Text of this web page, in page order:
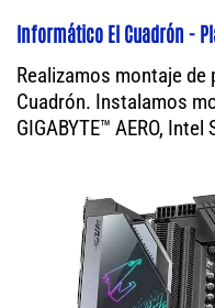
Informático El Cuadrón -
Realizamos montaje de
Cuadrón. Instalamos
GIGABYTE™ AERO,